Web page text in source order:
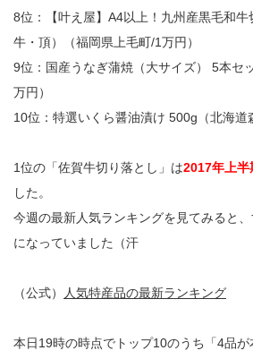
8位：【叶え屋】A4以上！九州産黒毛和
牛・頂）（福岡県上毛町/1万円）
9位：国産うなぎ蒲焼（大サイズ） 5本セ
万円）
10位：特選いくら醤油漬け 500g（北海道
1位の「佐賀牛切り落とし」は2017年上半
した。
今週の最新人気ランキングを見てみると、
になっていました（汗
（公式） 人気特産品の最新ランキング
本日19時の時点でトップ10のうち「4品